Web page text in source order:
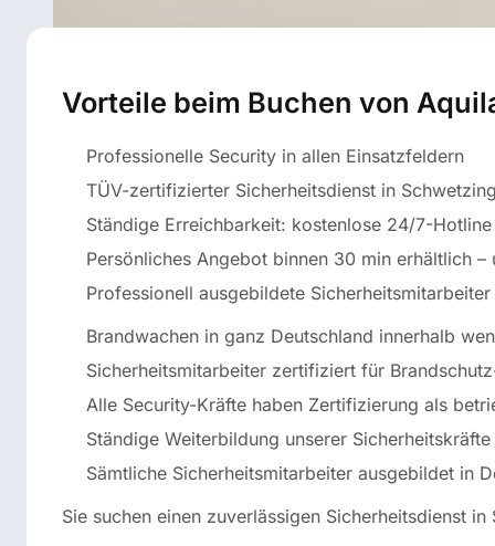
Vorteile beim Buchen von
Professionelle Security in allen Einsatzfeldern
TÜV-zertifizierter Sicherheitsdienst in
Ständige Erreichbarkeit: kostenlose 24/7-Hotline
Persönliches Angebot binnen 30 min erhältlich
Professionell ausgebildete
Brandwachen in ganz Deutschland innerhalb
Sicherheitsmitarbeiter zertifiziert für
Alle Security-Kräfte haben Zertifizierung als
Ständige Weiterbildung unserer Sicherheitskräfte
Sämtliche Sicherheitsmitarbeiter ausgebildet in
Sie suchen einen zuverlässigen Sicherheitsdienst